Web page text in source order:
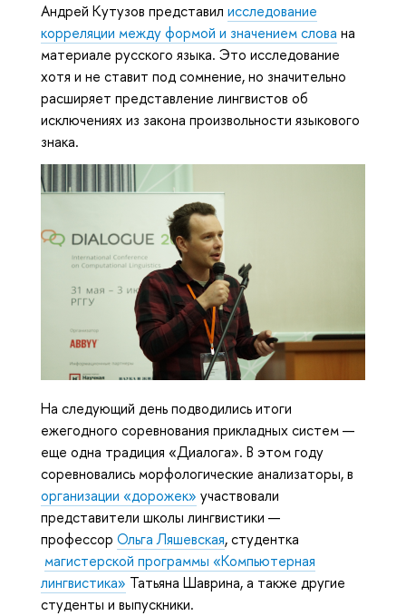
Андрей Кутузов представил исследование
корреляции между формой и значением слова на
материале русского языка. Это исследование
хотя и не ставит под сомнение, но значительно
расширяет представление лингвистов об
исключениях из закона произвольности языкового
знака.
На следующий день подводились итоги
ежегодного соревнования прикладных систем —
еще одна традиция «Диалога». В этом году
соревновались морфологические анализаторы, в
организации «дорожек» участвовали
представители школы лингвистики —
профессор Ольга Ляшевская, студентка
магистерской программы «Компьютерная
лингвистика» Татьяна Шаврина, а также другие
студенты и выпускники.